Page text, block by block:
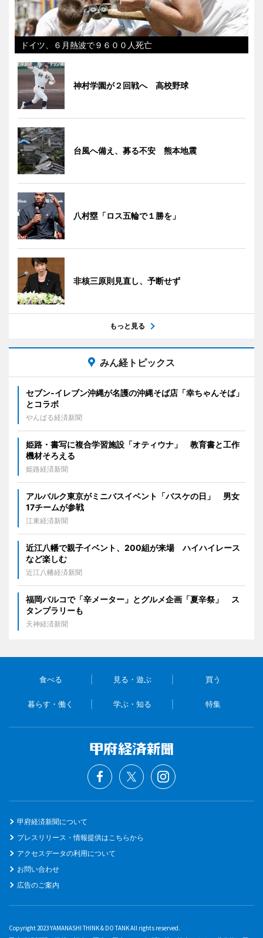
ドイツ、６月熱波で９６００人死亡
神村学園が２回戦へ 高校野球
台風へ備え、募る不安 熊本地震
八村塁「ロス五輪で１勝を」
非核三原則見直し、予断せず
もっと見る
みん経トピックス
セブン‐イレブン沖縄が名護の沖縄そば店「幸ちゃんそば」
とコラボ
やんばる経済新聞
姫路・書写に複合学習施設「オティウナ」 教育書と工作
機材そろえる
姫路経済新聞
アルバルク東京がミニバスイベント「バスケの日」 男女
17チームが参戦
江東経済新聞
近江八幡で親子イベント、200組が来場 ハイハイレース
など楽しむ
近江八幡経済新聞
福岡パルコで「辛メーター」とグルメ企画「夏辛祭」 ス
タンプラリーも
天神経済新聞
食べる 見る・遊ぶ 買う
暮らす・働く 学ぶ・知る 特集
甲府経済新聞について
プレスリリース・情報提供はこちらから
アクセスデータの利用について
お問い合わせ
広告のご案内
Copyright 2023 YAMANASHI THINK & DO TANK All rights reserved.